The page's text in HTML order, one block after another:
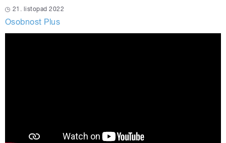
21. listopad 2022
Osobnost Plus